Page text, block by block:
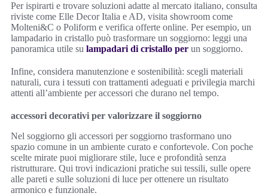
Per ispirarti e trovare soluzioni adatte al mercato italiano, consulta
riviste come Elle Decor Italia e AD, visita showroom come
Molteni&C o Poliform e verifica offerte online. Per esempio, un
lampadario in cristallo può trasformare un soggiorno: leggi una
panoramica utile su lampadari di cristallo per un soggiorno.
Infine, considera manutenzione e sostenibilità: scegli materiali
naturali, cura i tessuti con trattamenti adeguati e privilegia marchi
attenti all’ambiente per accessori che durano nel tempo.
accessori decorativi per valorizzare il soggiorno
Nel soggiorno gli accessori per soggiorno trasformano uno
spazio comune in un ambiente curato e confortevole. Con poche
scelte mirate puoi migliorare stile, luce e profondità senza
ristrutturare. Qui trovi indicazioni pratiche sui tessili, sulle opere
alle pareti e sulle soluzioni di luce per ottenere un risultato
armonico e funzionale.